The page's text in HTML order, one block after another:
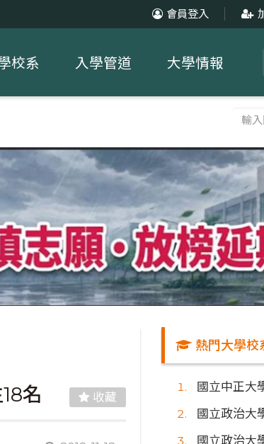
會員登入
校系 入學管道 大學情報
名 收藏
熱門大學校
國立中正大
國立政治大
國立政治大